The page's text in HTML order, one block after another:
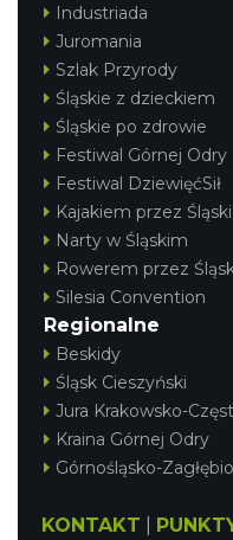
Industriada
Juromania
Szlak Przyrody
Śląskie z dzieckiem
Śląskie po zdrowie
Festiwal Górnej Odry
Festiwal DziewięćSił
Kajakiem przez
Narty w Śląskim
Rowerem przez
Silesia Convention
Regionalne
Beskidy
Śląsk Cieszyński
Jura Krakowsko-
Kraina Górnej Odry
Górnośląsko-
KONTAKT